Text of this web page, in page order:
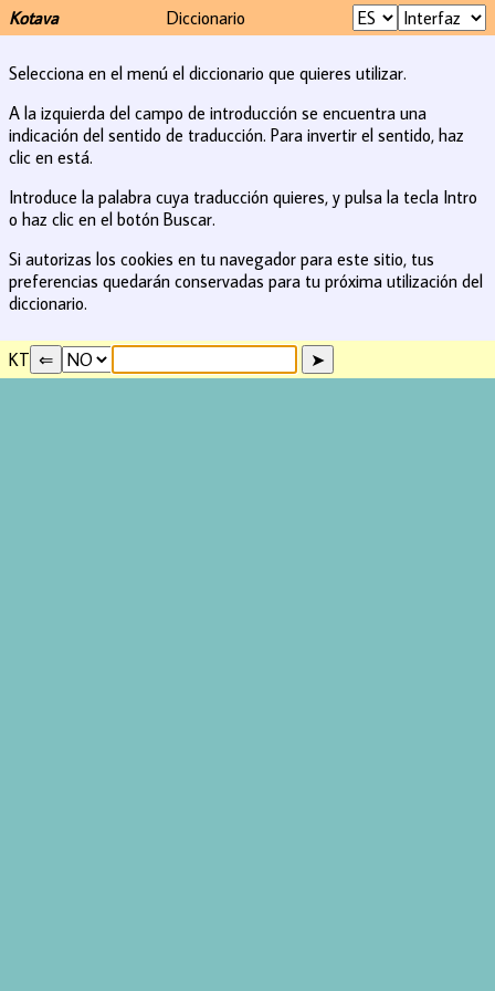
Kotava Diccionario
Selecciona en el menú el diccionario que quieres utilizar.
A la izquierda del campo de introducción se encuentra una
indicación del sentido de traducción. Para invertir el sentido, haz
clic en está.
Introduce la palabra cuya traducción quieres, y pulsa la tecla Intro
o haz clic en el botón Buscar.
Si autorizas los cookies en tu navegador para este sitio, tus
preferencias quedarán conservadas para tu próxima utilización del
diccionario.
KT